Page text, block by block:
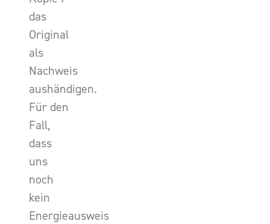
das
Original
als
Nachweis
aushändigen.
Für den
Fall,
dass
uns
noch
kein
Energieausweis